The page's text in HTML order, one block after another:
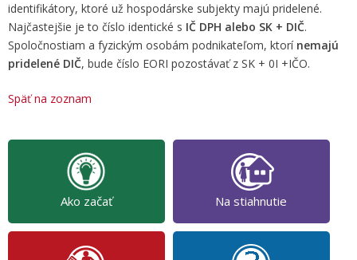
identifikátory, ktoré už hospodárske subjekty majú pridelené.
Najčastejšie je to číslo identické s IČ DPH alebo SK + DIČ.
Spoločnostiam a fyzickým osobám podnikateľom, ktorí nemajú
pridelené DIČ, bude číslo EORI pozostávať z SK + 0I +IČO.
Späť na zoznam
Ako začať Na stiahnutie